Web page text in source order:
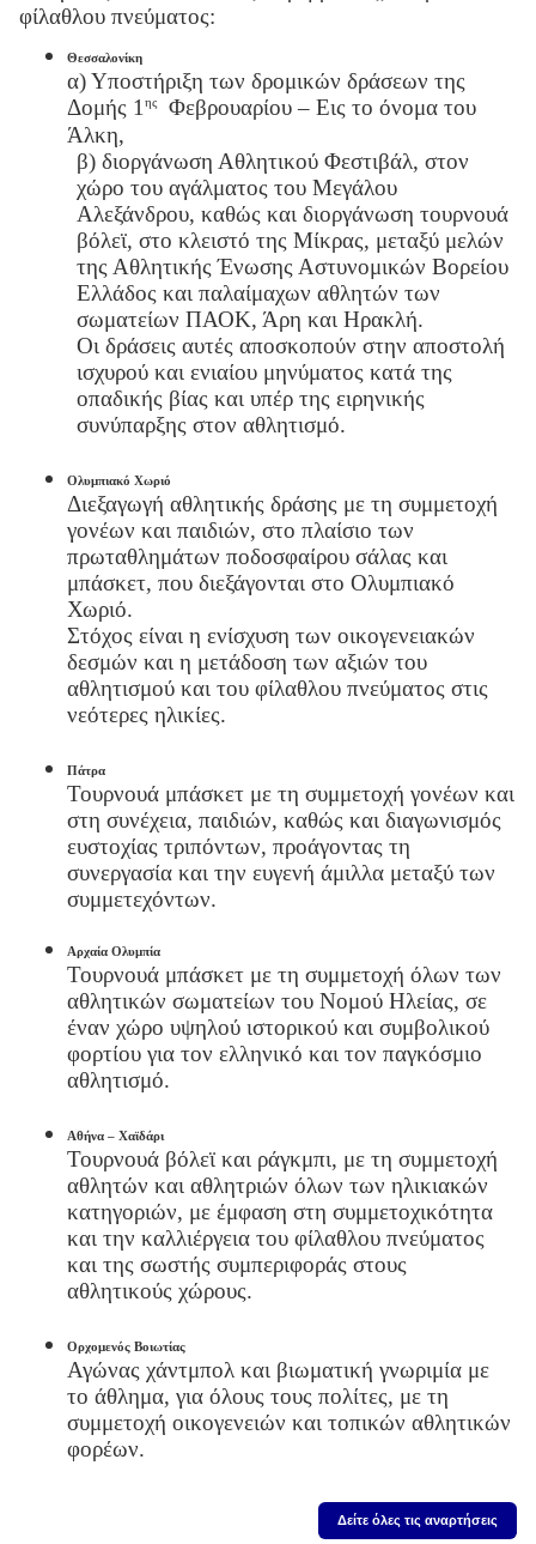
φίλαθλου πνεύματος:
Θεσσαλονίκη
α) Υποστήριξη των δρομικών δράσεων της
Δομής 1ηςΦεβρουαρίου – Εις το όνομα του
Άλκη,
β) διοργάνωση Αθλητικού Φεστιβάλ, στον
χώρο του αγάλματος του Μεγάλου
Αλεξάνδρου, καθώς και διοργάνωση τουρνουά
βόλεϊ, στο κλειστό της Μίκρας, μεταξύ μελών
της Αθλητικής Ένωσης Αστυνομικών Βορείου
Ελλάδος και παλαίμαχων αθλητών των
σωματείων ΠΑΟΚ, Άρη και Ηρακλή.
Οι δράσεις αυτές αποσκοπούν στην αποστολή
ισχυρού και ενιαίου μηνύματος κατά της
οπαδικής βίας και υπέρ της ειρηνικής
συνύπαρξης στον αθλητισμό.
Ολυμπιακό Χωριό
Διεξαγωγή αθλητικής δράσης με τη συμμετοχή
γονέων και παιδιών, στο πλαίσιο των
πρωταθλημάτων ποδοσφαίρου σάλας και
μπάσκετ, που διεξάγονται στο Ολυμπιακό
Χωριό.
Στόχος είναι η ενίσχυση των οικογενειακών
δεσμών και η μετάδοση των αξιών του
αθλητισμού και του φίλαθλου πνεύματος στις
νεότερες ηλικίες.
Πάτρα
Τουρνουά μπάσκετ με τη συμμετοχή γονέων και
στη συνέχεια, παιδιών, καθώς και διαγωνισμός
ευστοχίας τριπόντων, προάγοντας τη
συνεργασία και την ευγενή άμιλλα μεταξύ των
συμμετεχόντων.
Αρχαία Ολυμπία
Τουρνουά μπάσκετ με τη συμμετοχή όλων των
αθλητικών σωματείων του Νομού Ηλείας, σε
έναν χώρο υψηλού ιστορικού και συμβολικού
φορτίου για τον ελληνικό και τον παγκόσμιο
αθλητισμό.
Αθήνα – Χαϊδάρι
Τουρνουά βόλεϊ και ράγκμπι, με τη συμμετοχή
αθλητών και αθλητριών όλων των ηλικιακών
κατηγοριών, με έμφαση στη συμμετοχικότητα
και την καλλιέργεια του φίλαθλου πνεύματος
και της σωστής συμπεριφοράς στους
αθλητικούς χώρους.
Ορχομενός Βοιωτίας
Αγώνας χάντμπολ και βιωματική γνωριμία με
το άθλημα, για όλους τους πολίτες, με τη
συμμετοχή οικογενειών και τοπικών αθλητικών
φορέων.
Δείτε όλες τις αναρτήσεις